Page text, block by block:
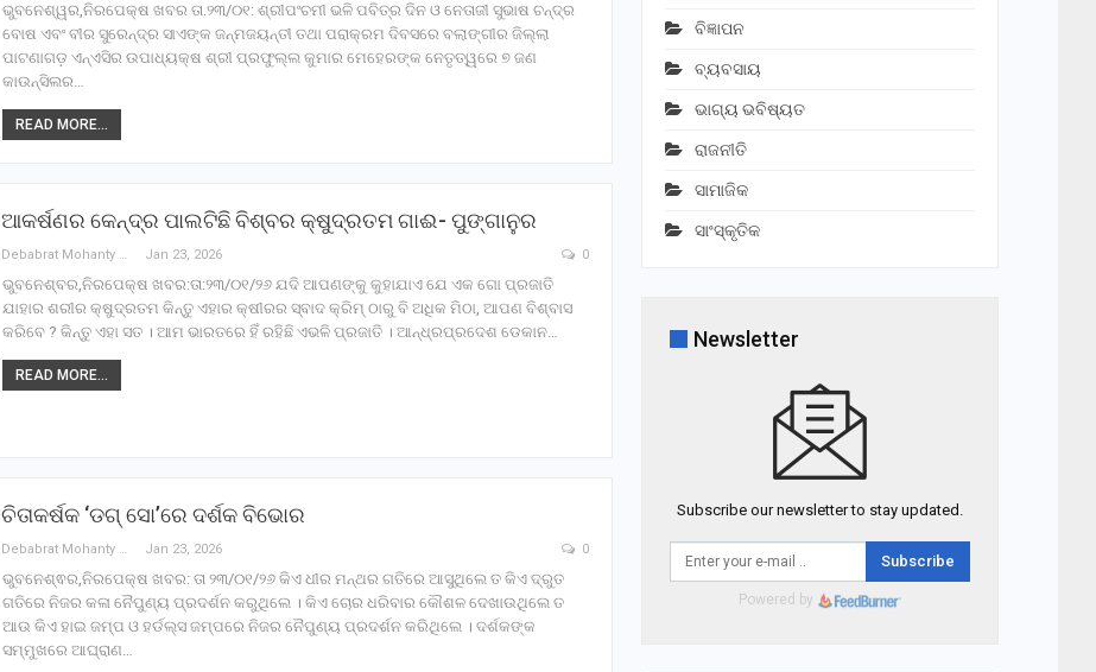
ଭୁବନେଶ୍ୱର,ନିରପେକ୍ଷ ଖବର ତା.୨୩/୦୧: ଶ୍ରୀପଂଚମୀ ଭଳି ପବିତ୍ର ଦିନ ଓ ନେତାଜୀ ସୁଭାଷ ଚନ୍ଦ୍ର
ବୋଷ ଏବଂ ବୀର ସୁରେନ୍ଦ୍ର ସାଏଙ୍କ ଜନ୍ମଜୟନ୍ତୀ ତଥା ପରାକ୍ରମ ଦିବସରେ ବଲାଙ୍ଗୀର ଜିଲ୍ଲା
ପାଟଣାଗଡ଼ ଏନ୍‌ଏସିର ଉପାଧ୍ୟକ୍ଷ ଶ୍ରୀ ପ୍ରଫୁଲ୍ଲ କୁମାର ମେହେରଙ୍କ ନେତୃତ୍ୱରେ ୭ ଜଣ
କାଉନ୍‌ସିଲର…
READ MORE...
ଆକର୍ଷଣର କେନ୍ଦ୍ର ପାଲଟିଛି ବିଶ୍ବର କ୍ଷୁଦ୍ରତମ ଗାଈ- ପୁଙ୍ଗାନୁର
Debabrat Mohanty Jan 23, 2026 0
ଭୁବନେଶ୍ବର,ନିରପେକ୍ଷ ଖବର:ତା:୨୩/୦୧/୨୬ ଯଦି ଆପଣଙ୍କୁ କୁହାଯାଏ ଯେ ଏକ ଗୋ ପ୍ରଜାତି
ଯାହାର ଶରୀର କ୍ଷୁଦ୍ରତମ କିନ୍ତୁ ଏହାର କ୍ଷୀରର ସ୍ବାଦ କ୍ରିମ୍ ଠାରୁ ବି ଅଧିକ ମିଠା, ଆପଣ ବିଶ୍ବାସ
କରିବେ ? କିନ୍ତୁ ଏହା ସତ । ଆମ ଭାରତରେ ହିଁ ରହିଛି ଏଭଳି ପ୍ରଜାତି । ଆନ୍ଧ୍ରପ୍ରଦେଶ ଡେକାନ…
READ MORE...
ଚିତାକର୍ଷକ ‘ଡଗ୍ ସୋ’ରେ ଦର୍ଶକ ବିଭୋର
Debabrat Mohanty Jan 23, 2026 0
ଭୁବନେଶ୍ଵର,ନିରପେକ୍ଷ ଖବର: ତା ୨୩/୦୧/୨୬ କିଏ ଧୀର ମନ୍ଥର ଗତିରେ ଆସୁଥିଲେ ତ କିଏ ଦ୍ରୁତ
ଗତିରେ ନିଜର କଳା ନୈପୁଣ୍ୟ ପ୍ରଦର୍ଶନ କରୁଥିଲେ । କିଏ ଚୋର ଧରିବାର କୌଶଳ ଦେଖାଉଥିଲେ ତ
ଆଉ କିଏ ହାଇ ଜମ୍ପ ଓ ହର୍ଡଲ୍ସ ଜମ୍ପରେ ନିଜର ନୈପୁଣ୍ୟ ପ୍ରଦର୍ଶନ କରିଥିଲେ । ଦର୍ଶକଙ୍କ
ସମ୍ମୁଖରେ ଆଘ୍ରାଣ…
ବିଜ୍ଞାପନ
ବ୍ୟବସାୟ
ଭାଗ୍ୟ ଭବିଷ୍ୟତ
ରାଜନୀତି
ସାମାଜିକ
ସାଂସ୍କୃତିକ
Newsletter
Subscribe our newsletter to stay updated.
Subscribe
Powered by